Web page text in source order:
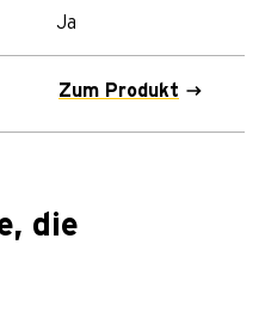
Ja
Zum Produkt
die